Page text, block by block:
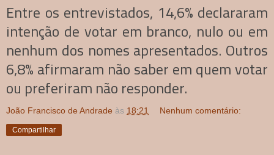
Entre os entrevistados, 14,6% declararam
intenção de votar em branco, nulo ou em
nenhum dos nomes apresentados. Outros
6,8% afirmaram não saber em quem votar
ou preferiram não responder.
João Francisco de Andrade às 18:21 Nenhum comentário:
Compartilhar